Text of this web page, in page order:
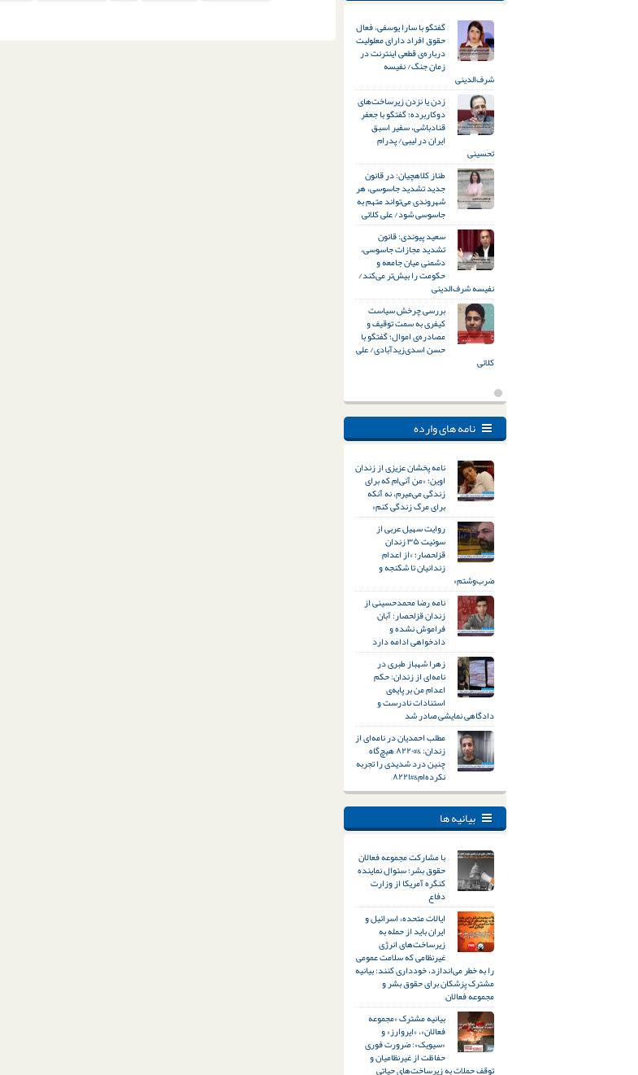
گفتگو با سارا یوسفی، فعال
حقوق افراد دارای معلولیت
درباره‌ی قطعی اینترنت در
زمان جنگ/ نفیسه
شرف‌الدینی
زدن یا نزدن زیرساخت‌های
دوکاربرده؛ گفتگو با جعفر
قنادباشی، سفیر اسبق
ایران در لیبی/ پدرام
تحسینی
طناز کلاهچیان: در قانون
جدید تشدید جاسوسی، هر
شهروندی می‌تواند متهم به
جاسوسی شود/ علی کلائی
سعید پیوندی: قانون
تشدید مجازات جاسوسی،
دشمنی میان جامعه و
حکومت را بیش‌تر می‌کند/
نفیسه شرف‌الدینی
بررسی چرخش سیاست
کیفری به سمت توقیف و
مصادره‌ی اموال؛ گفتگو با
حسن اسدی‌زیدآبادی/ علی
کلائی
نامه های وارده
نامه پخشان عزیزی از زندان
اوین؛ «من آنی‌ام که برای
زندگی می‌میرم، نه آنکه
برای مرگ زندگی کنم»
روایت سهیل عربی از
سوئیت ۳۵ زندان
قزلحصار؛ «از اعدام
زندانیان تا شکنجه و
ضرب‌وشتم»
نامه رضا محمدحسینی از
زندان قزلحصار: آبان
فراموش نشده و
دادخواهی ادامه دارد
زهرا شهباز طبری در
نامه‌ای از زندان: حکم
اعدام من بر پایه‌ی
استنادات نادرست و
دادگاهی نمایشی صادر شد
مطلب احمدیان در نامه‌ای از
زندان: &#۸۲۲۰;هیچ‌گاه
چنین درد شدیدی را تجربه
نکرده‌ام&#۸۲۲۱;
بیانیه ها
با مشارکت مجموعه فعالان
حقوق بشر؛ سئوال نماینده
کنگره آمریکا از وزارت
دفاع
ایالات متحده، اسرائیل و
ایران باید از حمله به
زیرساخت‌های انرژی
غیرنظامی که سلامت عمومی
را به خطر می‌اندازد، خودداری کنند: بیانیه
مشترک پزشکان برای حقوق بشر و
مجموعه فعالان
بیانیه مشترک «مجموعه
فعالان»، «ایروارز» و
«سیویک»: ضرورت فوری
حفاظت از غیرنظامیان و
توقف حملات به زیرساخت‌های حیاتی